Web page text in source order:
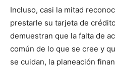
Incluso, casi la mitad
prestarle su tarjeta de
demuestran que la falta de
común de lo que se cree y
se cuidan, la planeación